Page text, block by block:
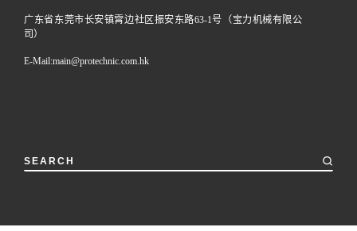
广东省东莞市长安镇霄边社区振安东路63-1号（宝力机械有限公
司）
E-Mail:main@protechnic.com.hk
SEARCH